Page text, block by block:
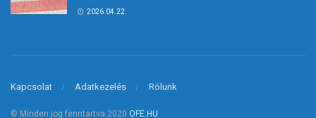
2026.04.22.
Kapcsolat Adatkezelés Rólunk
© Minden jog fenntartva 2020 OFE.HU